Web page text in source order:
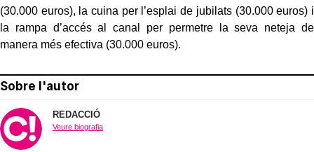
(30.000 euros), la cuina per l’esplai de jubilats (30.000 euros) i
la rampa d’accés al canal per permetre la seva neteja de
manera més efectiva (30.000 euros).
Sobre l'autor
REDACCIÓ
Veure biografia